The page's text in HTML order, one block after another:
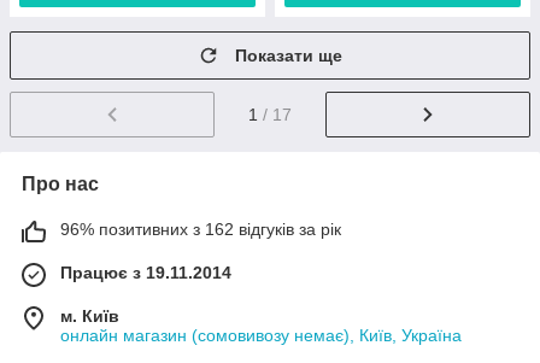
Показати ще
1 / 17
Про нас
96% позитивних з 162 відгуків за рік
Працює з 19.11.2014
м. Київ
онлайн магазин (сомовивозу немає), Київ, Україна